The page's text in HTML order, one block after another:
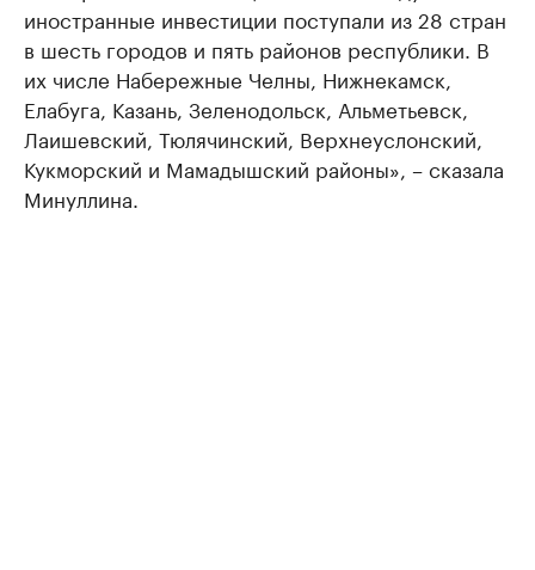
иностранные инвестиции поступали из 28 стран
в шесть городов и пять районов республики. В
их числе Набережные Челны, Нижнекамск,
Елабуга, Казань, Зеленодольск, Альметьевск,
Лаишевский, Тюлячинский, Верхнеуслонский,
Кукморский и Мамадышский районы», – сказала
Минуллина.